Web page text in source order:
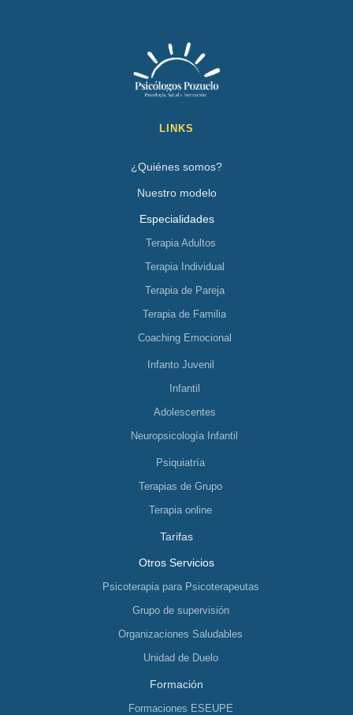
LINKS
¿Quiénes somos?
Nuestro modelo
Especialidades
Terapia Adultos
Terapia Individual
Terapia de Pareja
Terapia de Familia
Coaching Emocional
Infanto Juvenil
Infantil
Adolescentes
Neuropsicología Infantil
Psiquiatría
Terapias de Grupo
Terapia online
Tarifas
Otros Servicios
Psicoterapia para Psicoterapeutas
Grupo de supervisión
Organizaciones Saludables
Unidad de Duelo
Formación
Formaciones ESEUPE